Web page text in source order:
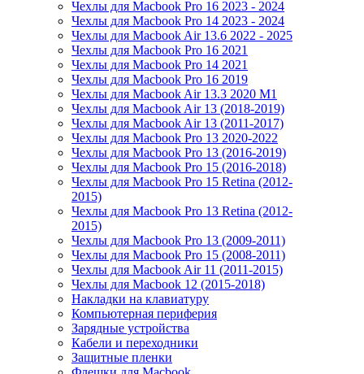
Чехлы для Macbook Pro 16 2023 - 2024
Чехлы для Macbook Pro 14 2023 - 2024
Чехлы для Macbook Air 13.6 2022 - 2025
Чехлы для Macbook Pro 16 2021
Чехлы для Macbook Pro 14 2021
Чехлы для Macbook Pro 16 2019
Чехлы для Macbook Air 13.3 2020 M1
Чехлы для Macbook Air 13 (2018-2019)
Чехлы для Macbook Air 13 (2011-2017)
Чехлы для Macbook Pro 13 2020-2022
Чехлы для Macbook Pro 13 (2016-2019)
Чехлы для Macbook Pro 15 (2016-2018)
Чехлы для Macbook Pro 15 Retina (2012-
2015)
Чехлы для Macbook Pro 13 Retina (2012-
2015)
Чехлы для Macbook Pro 13 (2009-2011)
Чехлы для Macbook Pro 15 (2008-2011)
Чехлы для Macbook Air 11 (2011-2015)
Чехлы для Macbook 12 (2015-2018)
Накладки на клавиатуру
Компьютерная периферия
Зарядные устройства
Кабели и переходники
Защитные пленки